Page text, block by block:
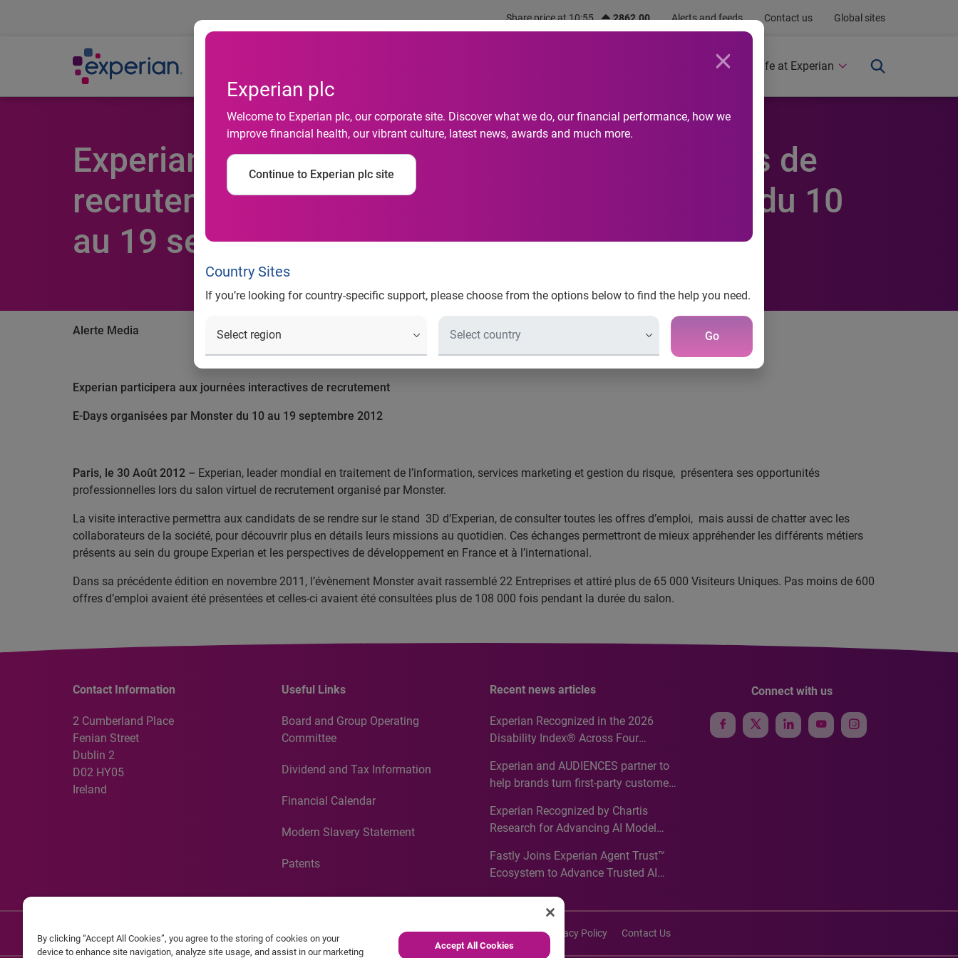
Share price at 10:55 2862.00 Alerts and feeds Contact us Global sites
Experian plc
Welcome to Experian plc, our corporate site. Discover what we do, our financial performance, how we
improve financial health, our vibrant culture, latest news, awards and much more.
Continue to Experian plc site
Country Sites
If you’re looking for country-specific support, please choose from the options below to find the help you need.
Go
Newsroom Life at Experian
Experian participera aux journées interactives de
recrutement E-Days organisées par Monster du 10
au 19 septembre 2012
Alerte Media
Experian participera aux journées interactives de recrutement
E-Days organisées par Monster du 10 au 19 septembre 2012
Paris, le 30 Août 2012 – Experian, leader mondial en traitement de l’information, services marketing et gestion du risque, présentera ses opportunités
professionnelles lors du salon virtuel de recrutement organisé par Monster.
La visite interactive permettra aux candidats de se rendre sur le stand 3D d’Experian, de consulter toutes les offres d’emploi, mais aussi de chatter avec les
collaborateurs de la société, pour découvrir plus en détails leurs missions au quotidien. Ces échanges permettront de mieux appréhender les différents métiers
présents au sein du groupe Experian et les perspectives de développement en France et à l’international.
Dans sa précédente édition en novembre 2011, l’évènement Monster avait rassemblé 22 Entreprises et attiré plus de 65 000 Visiteurs Uniques. Pas moins de 600
offres d’emploi avaient été présentées et celles-ci avaient été consultées plus de 108 000 fois pendant la durée du salon.
Contact Information
2 Cumberland Place
Fenian Street
Dublin 2
D02 HY05
Ireland
Useful Links
Board and Group Operating
Committee
Dividend and Tax Information
Financial Calendar
Modern Slavery Statement
Patents
Recent news articles
Experian Recognized in the 2026
Disability Index® Across Four
Recognition for Australia
Experian and AUDIENCES partner to
help brands turn first-party customer
media activation
Experian Recognized by Chartis
Research for Advancing AI Model
Analytics50 2026
Fastly Joins Experian Agent Trust™
Ecosystem to Advance Trusted AI
Connect with us
Disclaimers Cookie Policy Accessibility Site Map Privacy Policy Contact Us
By clicking “Accept All Cookies”, you agree to the storing of cookies on your
device to enhance site navigation, analyze site usage, and assist in our marketing
Accept All Cookies